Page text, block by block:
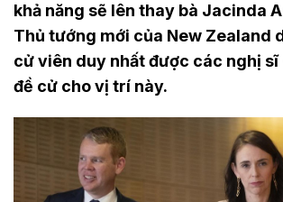
khả năng sẽ lên thay bà Jacinda
Thủ tướng mới của New Zealand
cử viên duy nhất được các nghị sĩ
đề cử cho vị trí này.